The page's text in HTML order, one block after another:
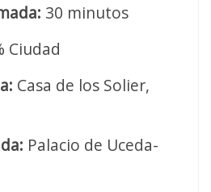
30 minutos
Ciudad
Casa de los Solier,
Palacio de Uceda-